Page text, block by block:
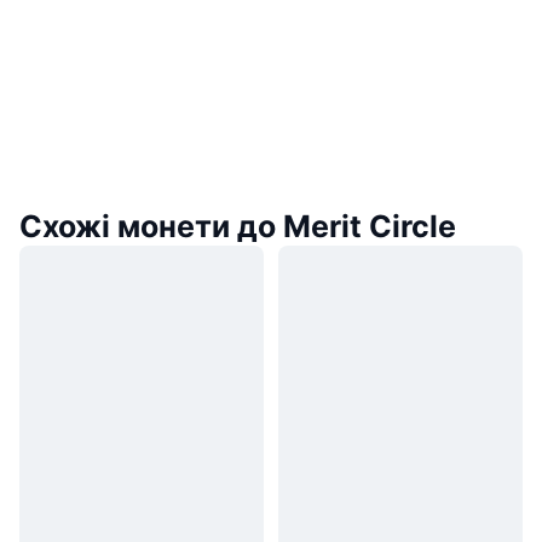
Схожі монети до Merit Circle